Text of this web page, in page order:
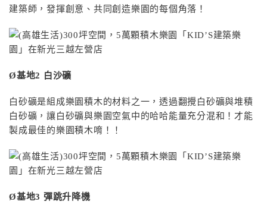
建築師，發揮創意、共同創造樂園的每個角落！
Ø基地2 白沙礦
白砂礦是組成樂園積木的材料之一，透過翻攪白砂礦與堆積
白砂礦，讓白砂礦與樂園空氣中的哈哈能量充分混和！才能
製成最佳的樂園積木唷！！
Ø基地3 彈跳升降機